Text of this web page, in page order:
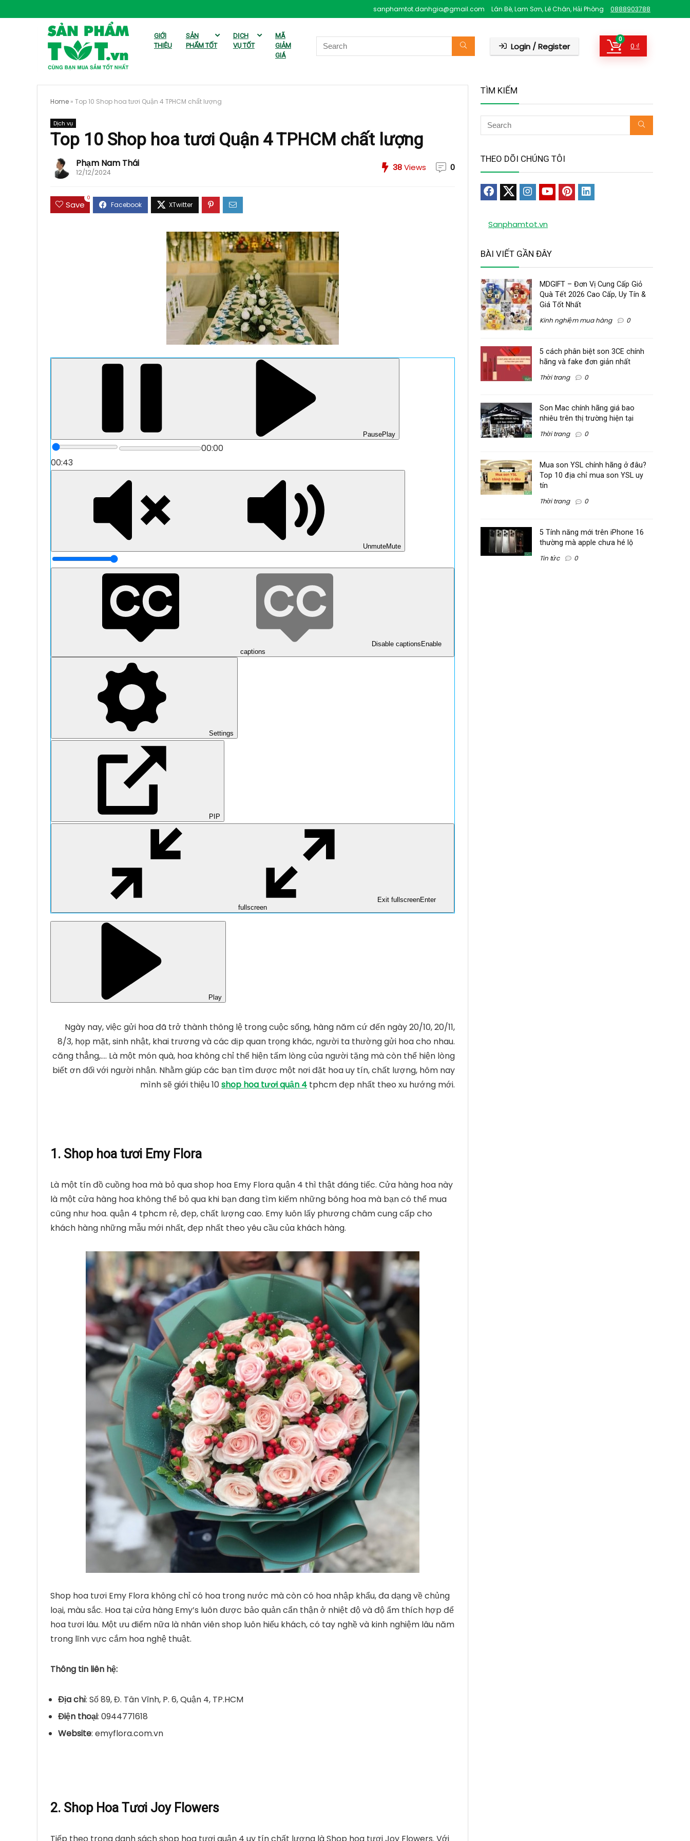
sanphamtot.danhgia@gmail.com Lán Bè, Lam Sơn, Lê Chân, Hải Phòng 0888903788
GIỚI
THIỆU
SẢN
PHẨM TỐT
DỊCH
VỤ TỐT
MÃ
GIẢM
GIÁ
Login / Register
0
0 ₫
Home » Top 10 Shop hoa tươi Quận 4 TPHCM chất lượng
Dịch vụ
Top 10 Shop hoa tươi Quận 4 TPHCM chất lượng
Phạm Nam Thái
12/12/2024 38Views 0
Save
0
PausePlay
00:00
00:43
UnmuteMute
Disable captions Enable
captions
Settings
PIP
Exit fullscreenEnter
fullscreen
Play
Ngày nay, việc gửi hoa đã trở thành thông lệ trong cuộc sống, hàng năm cứ đến ngày 20/10, 20/11,
8/3, họp mặt, sinh nhật, khai trương và các dịp quan trọng khác, người ta thường gửi hoa cho nhau.
căng thẳng,…. Là một món quà, hoa không chỉ thể hiện tấm lòng của người tặng mà còn thể hiện lòng
biết ơn đối với người nhận. Nhằm giúp các bạn tìm được một nơi đặt hoa uy tín, chất lượng, hôm nay
mình sẽ giới thiệu 10shop hoa tươi quận 4 tphcm đẹp nhất theo xu hướng mới.
1. Shop hoa tươi Emy Flora
Là một tín đồ cuồng hoa mà bỏ qua shop hoa Emy Flora quận 4 thì thật đáng tiếc. Cửa hàng hoa này
là một cửa hàng hoa không thể bỏ qua khi bạn đang tìm kiếm những bông hoa mà bạn có thể mua
cũng như hoa. quận 4 tphcm rẻ, đẹp, chất lượng cao. Emy luôn lấy phương châm cung cấp cho
khách hàng những mẫu mới nhất, đẹp nhất theo yêu cầu của khách hàng.
Shop hoa tươi Emy Flora không chỉ có hoa trong nước mà còn có hoa nhập khẩu, đa dạng về chủng
loại, màu sắc. Hoa tại cửa hàng Emy’s luôn được bảo quản cẩn thận ở nhiệt độ và độ ẩm thích hợp để
hoa tươi lâu. Một ưu điểm nữa là nhân viên shop luôn hiếu khách, có tay nghề và kinh nghiệm lâu năm
trong lĩnh vực cắm hoa nghệ thuật.
Thông tin liên hệ:
Địa chỉ: Số 89, Đ. Tân Vĩnh, P. 6, Quận 4, TP.HCM
Điện thoại: 0944771618
Website: emyflora.com.vn
2. Shop Hoa Tươi Joy Flowers
TÌM KIẾM
THEO DÕI CHÚNG TÔI
Sanphamtot.vn
BÀI VIẾT GẦN ĐÂY
MDGIFT – Đơn Vị Cung Cấp Giỏ
Quà Tết 2026 Cao Cấp, Uy Tín &
Giá Tốt Nhất
Kinh nghiệm mua hàng 0
5 cách phân biệt son 3CE chính
hãng và fake đơn giản nhất
Thời trang 0
Son Mac chính hãng giá bao
nhiêu trên thị trường hiện tại
Thời trang 0
Mua son YSL chính hãng ở đâu?
Top 10 địa chỉ mua son YSL uy
tín
Thời trang 0
5 Tính năng mới trên iPhone 16
thường mà apple chưa hé lộ
Tin tức 0